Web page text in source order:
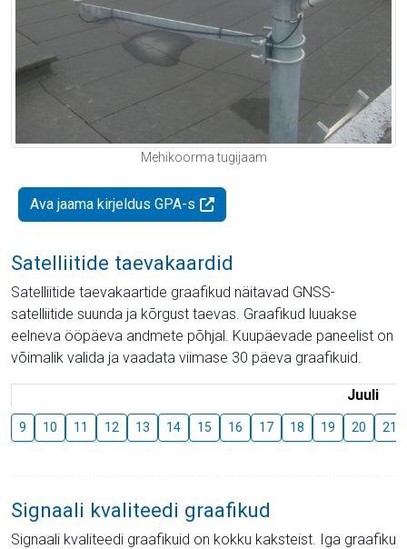
Mehikoorma tugijaam
Ava jaama kirjeldus GPA-s
Satelliitide taevakaardid
Satelliitide taevakaartide graafikud näitavad GNSS-
satelliitide suunda ja kõrgust taevas. Graafikud luuakse
eelneva ööpäeva andmete põhjal. Kuupäevade paneelist on
võimalik valida ja vaadata viimase 30 päeva graafikuid.
Juuli
9 10 11 12 13 14 15 16 17 18 19 20 21
Signaali kvaliteedi graafikud
Signaali kvaliteedi graafikuid on kokku kaksteist. Iga graafiku